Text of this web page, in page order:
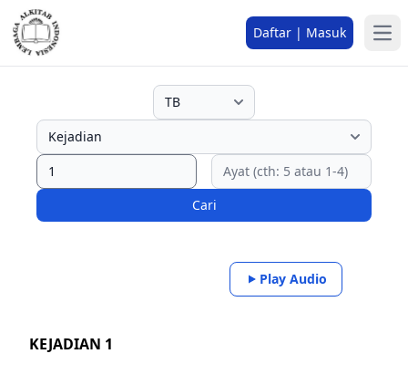
Daftar | Masuk
Cari
Play Audio
KEJADIAN 1